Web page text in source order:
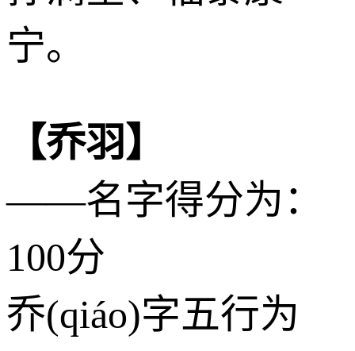
宁。
【乔羽】
——名字得分为：
100分
乔(qiáo)字五行为